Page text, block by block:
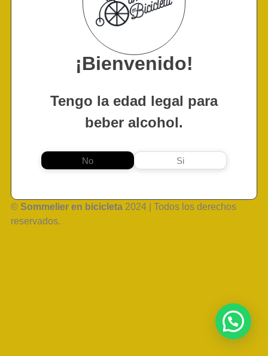
¡Bienvenido!
Tengo la edad legal para
beber alcohol.
No Si
© Sommelier en bicicleta 2024 | Todos los derechos
reservados.